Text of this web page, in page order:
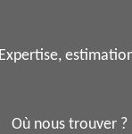
Expertise,
Où nous trouver ?